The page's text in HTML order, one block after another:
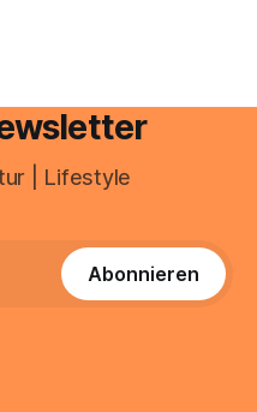
| Lifestyle
Abonnieren